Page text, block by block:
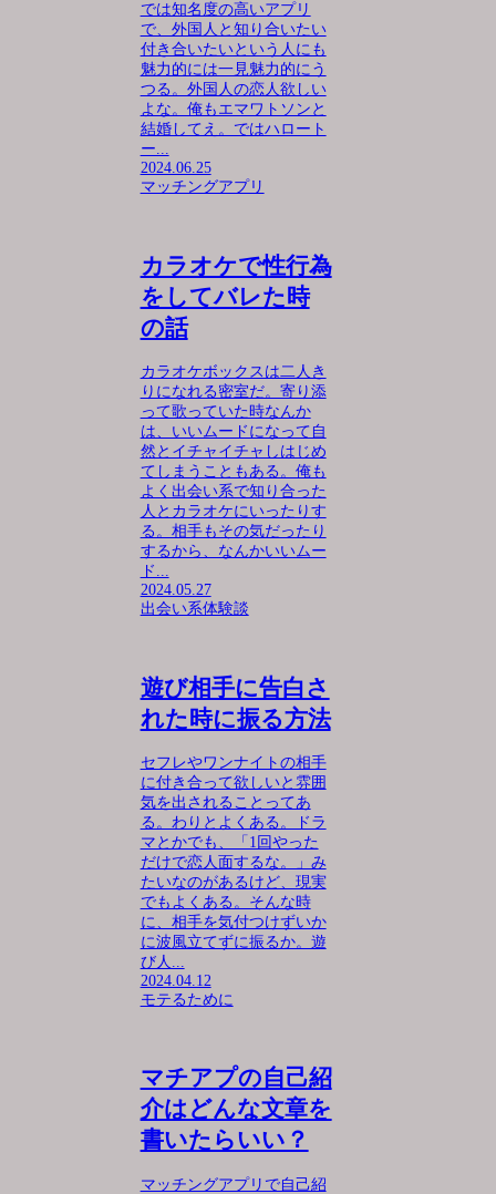
では知名度の高いアプリ
で、外国人と知り合いたい
付き合いたいという人にも
魅力的には一見魅力的にう
つる。外国人の恋人欲しい
よな。俺もエマワトソンと
結婚してえ。ではハロート
ー...
2024.06.25
マッチングアプリ
カラオケで性行為
をしてバレた時
の話
カラオケボックスは二人き
りになれる密室だ。寄り添
って歌っていた時なんか
は、いいムードになって自
然とイチャイチャしはじめ
てしまうこともある。俺も
よく出会い系で知り合った
人とカラオケにいったりす
る。相手もその気だったり
するから、なんかいいムー
ド...
2024.05.27
出会い系体験談
遊び相手に告白さ
れた時に振る方法
セフレやワンナイトの相手
に付き合って欲しいと雰囲
気を出されることってあ
る。わりとよくある。ドラ
マとかでも、「1回やった
だけで恋人面するな。」み
たいなのがあるけど、現実
でもよくある。そんな時
に、相手を気付つけずいか
に波風立てずに振るか。遊
び人...
2024.04.12
モテるために
マチアプの自己紹
介はどんな文章を
書いたらいい？
マッチングアプリで自己紹